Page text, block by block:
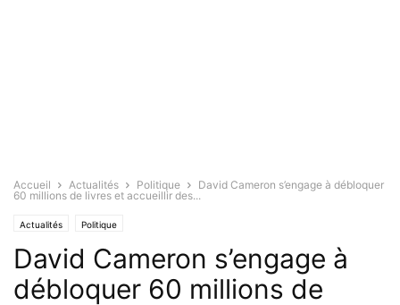
Accueil Actualités Politique
David Cameron s’engage à débloquer
60 millions de livres et accueillir des...
Actualités Politique
David Cameron s’engage à
débloquer 60 millions de